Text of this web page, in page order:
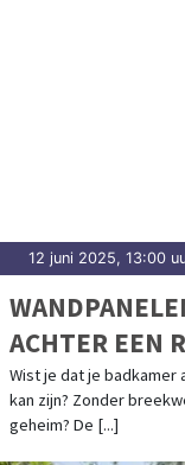
12 juni 2025, 13:00
ACHTER EEN
Wist je dat je badkamer
kan zijn? Zonder
geheim? De [...]